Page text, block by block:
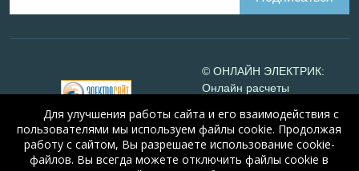
© ОНЛАЙН ЭЛЕКТРИК:
Онлайн расчеты
Online-electric.ru, 2008-
2026
© А.Н. Алюнов, 2008-2026
Для улучшения работы сайта и его взаимодействия с
пользователями мы используем файлы cookie. Продолжая
работу с сайтом, Вы разрешаете использование cookie-
файлов. Вы всегда можете отключить файлы cookie в